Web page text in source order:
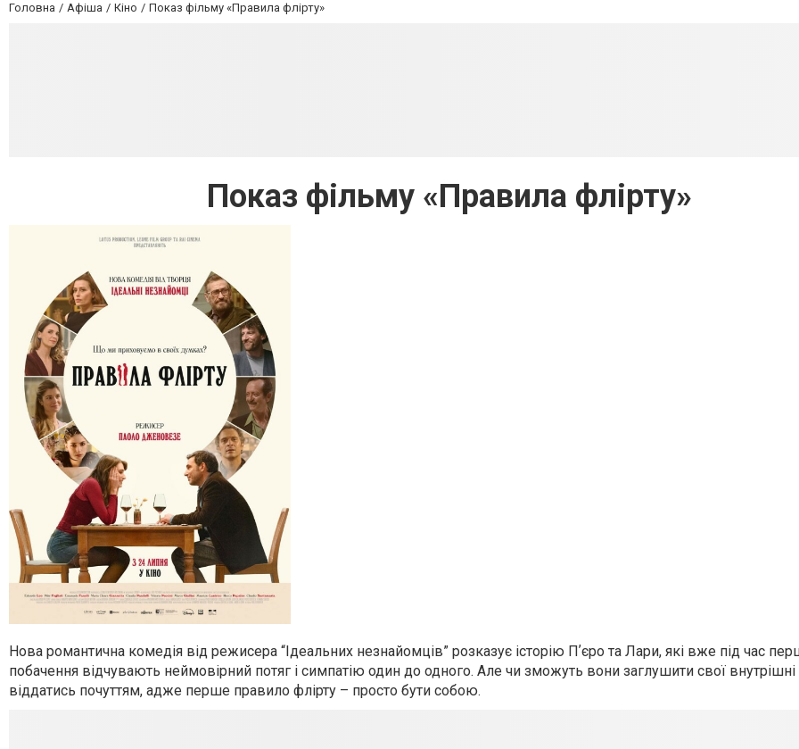
Головна Афіша Кіно Показ фільму «Правила флірту»
Показ фільму «Правила флірту»
Нова романтична комедія від режисера “Ідеальних незнайомців” розказує історію Пʼєро та Лари, які вже під час
побачення відчувають неймовірний потяг і симпатію один до одного. Але чи зможуть вони заглушити свої внутрішні
віддатись почуттям, адже перше правило флірту – просто бути собою.